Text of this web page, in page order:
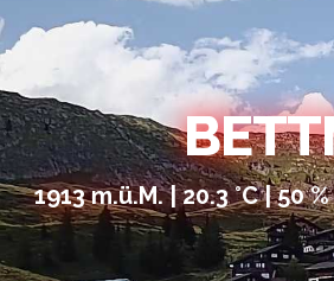
1913 m.ü.M. | 20.3 °C | 50